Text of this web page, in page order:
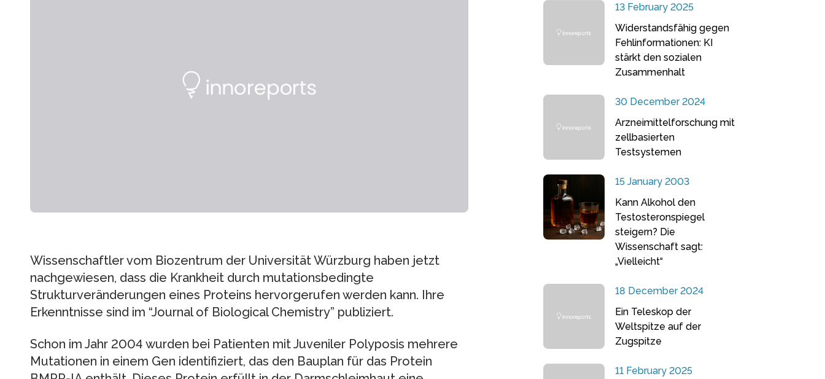
Wissenschaftler vom Biozentrum der Universität Würzburg haben jetzt
nachgewiesen, dass die Krankheit durch mutationsbedingte
Strukturveränderungen eines Proteins hervorgerufen werden kann. Ihre
Erkenntnisse sind im “Journal of Biological Chemistry” publiziert.
Schon im Jahr 2004 wurden bei Patienten mit Juveniler Polyposis mehrere
Mutationen in einem Gen identifiziert, das den Bauplan für das Protein
13 February 2025
Widerstandsfähig gegen
Fehlinformationen: KI
stärkt den sozialen
Zusammenhalt
30 December 2024
Arzneimittelforschung mit
zellbasierten
Testsystemen
15 January 2003
Kann Alkohol den
Testosteronspiegel
steigern? Die
Wissenschaft sagt:
„Vielleicht“
18 December 2024
Ein Teleskop der
Weltspitze auf der
Zugspitze
11 February 2025